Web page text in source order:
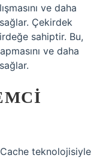
ve daha
Çekirdek
sahiptir. Bu,
ve daha
teknolojisiyle